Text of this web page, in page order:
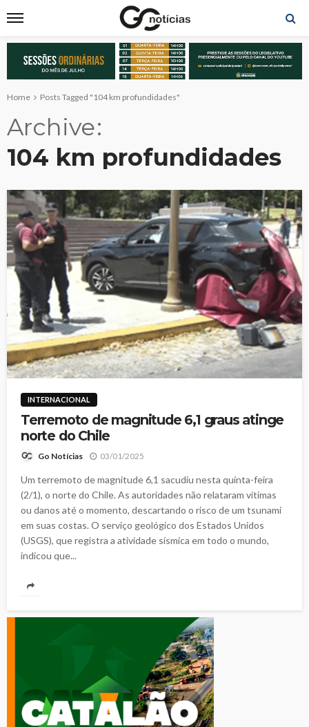
Home Posts Tagged "104 km profundidades"
Archive
104 km profundidades
INTERNACIONAL
Terremoto de magnitude 6,1 graus atinge
norte do Chile
Go Notícias 03/01/2025
Um terremoto de magnitude 6,1 sacudiu nesta quinta-feira
(2/1), o norte do Chile. As autoridades não relataram vítimas
ou danos até o momento, descartando o risco de um tsunami
em suas costas. O serviço geológico dos Estados Unidos
(USGS), que registra a atividade sísmica em todo o mundo,
indicou que...